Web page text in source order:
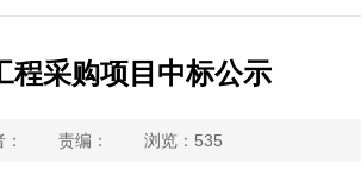
程采购项目中标公示
责编： 浏览： 535